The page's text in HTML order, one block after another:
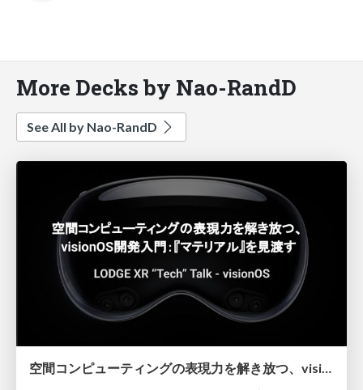
More Decks by Nao-RandD
See All by Nao-RandD
空間コンピューティングの表現力を解き放つ、visionOS開発入門：『マテリアル』を見渡す